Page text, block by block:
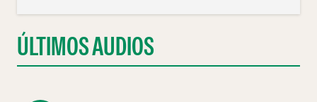
ÚLTIMOS AUDIOS